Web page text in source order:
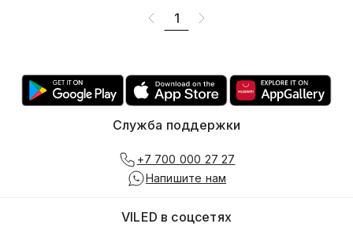
1
VILED в соцсетях
Служба поддержки
+7 700 000 27 27
Напишите нам